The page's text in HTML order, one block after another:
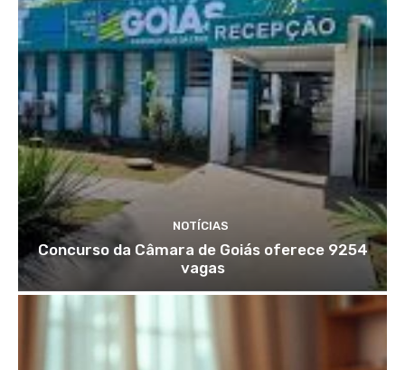
NOTÍCIAS
Concurso da Câmara de Goiás oferece 9254
vagas